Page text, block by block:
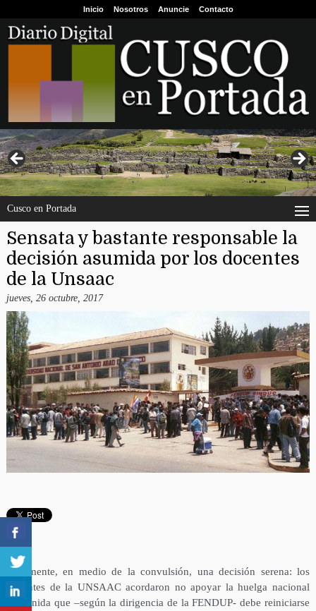
Inicio Nosotros Anuncie Contacto
Cusco en Portada
Sensata y bastante responsable la
decisión asumida por los docentes
de la Unsaac
jueves, 26 octubre, 2017
Finalmente, en medio de la convulsión, una decisión serena: los
docentes de la UNSAAC acordaron no apoyar la huelga nacional
indefinida que –según la dirigencia de la FENDUP- debe reiniciarse